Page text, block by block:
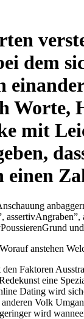
dem
Worte,
mit
einen
assertivAngraben”,
anstehen
Faktoren
eine
Dating wird
Volk
wird